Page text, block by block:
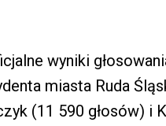
wyniki
miasta Ruda
(11 590 głosów) i